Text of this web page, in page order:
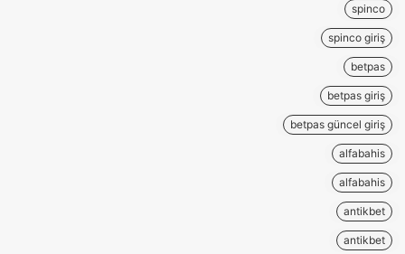
spinco
spinco giriş
betpas
betpas giriş
betpas güncel giriş
alfabahis
alfabahis
antikbet
antikbet